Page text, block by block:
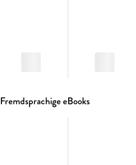
eBooks